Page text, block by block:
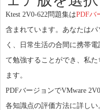
Ktest 2V0-622問題集はPDFバ
含まれています。あなたは
く、日常生活の合間に携帯
て勉強することができ、私
ます。
PDFバージョンでVMware
各知識点の評価方法に詳し